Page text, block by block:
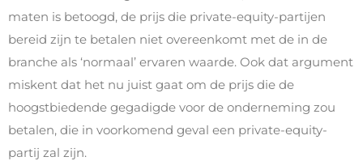
maten is betoogd, de prijs die private-equity-partijen
bereid zijn te betalen niet overeenkomt met de in de
branche als ‘normaal’ ervaren waarde. Ook dat argument
miskent dat het nu juist gaat om de prijs die de
hoogstbiedende gegadigde voor de onderneming zou
betalen, die in voorkomend geval een private-equity-
partij zal zijn.